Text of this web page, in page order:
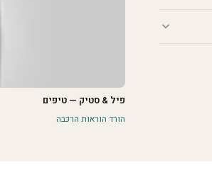
פיל & סטיק — טיפים
הורד הוראות הרכבה